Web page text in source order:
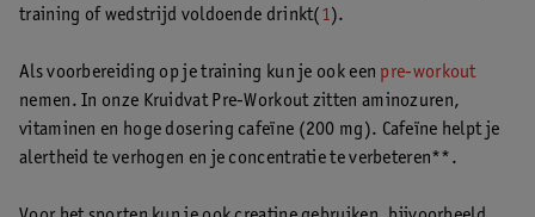
training of wedstrijd voldoende drinkt(1).
Als voorbereiding op je training kun je ook een pre-workout
nemen. In onze Kruidvat Pre-Workout zitten aminozuren,
vitaminen en hoge dosering cafeïne (200 mg). Cafeïne helpt je
alertheid te verhogen en je concentratie te verbeteren**.